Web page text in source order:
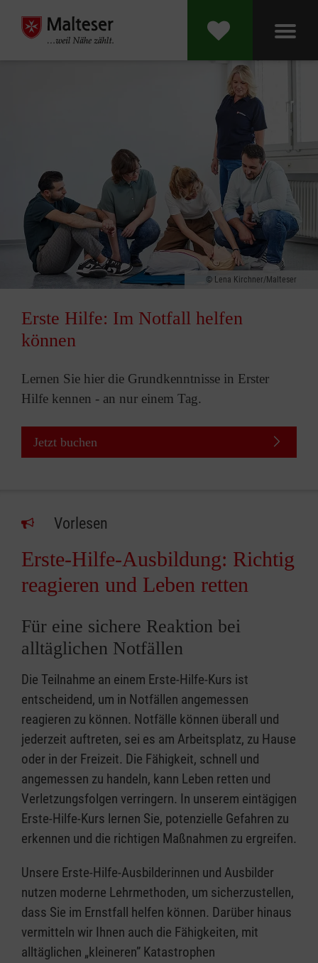
Lena Kirchner/Malteser
Erste Hilfe: Im Notfall helfen
können
Lernen Sie hier die Grundkenntnisse in Erster
Hilfe kennen - an nur einem Tag.
Jetzt buchen
Vorlesen
Erste-Hilfe-Ausbildung: Richtig
reagieren und Leben retten
Für eine sichere Reaktion bei
alltäglichen Notfällen
Die Teilnahme an einem Erste-Hilfe-Kurs ist
entscheidend, um in Notfällen angemessen
reagieren zu können. Notfälle können überall und
jederzeit auftreten, sei es am Arbeitsplatz, zu Hause
oder in der Freizeit. Die Fähigkeit, schnell und
angemessen zu handeln, kann Leben retten und
Verletzungsfolgen verringern. In unserem eintägigen
Erste-Hilfe-Kurs lernen Sie, potenzielle Gefahren zu
erkennen und die richtigen Maßnahmen zu ergreifen.
Unsere Erste-Hilfe-Ausbilderinnen und Ausbilder
nutzen moderne Lehrmethoden, um sicherzustellen,
dass Sie im Ernstfall helfen können. Darüber hinaus
vermitteln wir Ihnen auch die Fähigkeiten, mit
alltäglichen „kleineren” Katastrophen